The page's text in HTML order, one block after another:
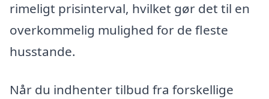
rimeligt prisinterval, hvilket gør det til en
overkommelig mulighed for de fleste
husstande.
Når du indhenter tilbud fra forskellige